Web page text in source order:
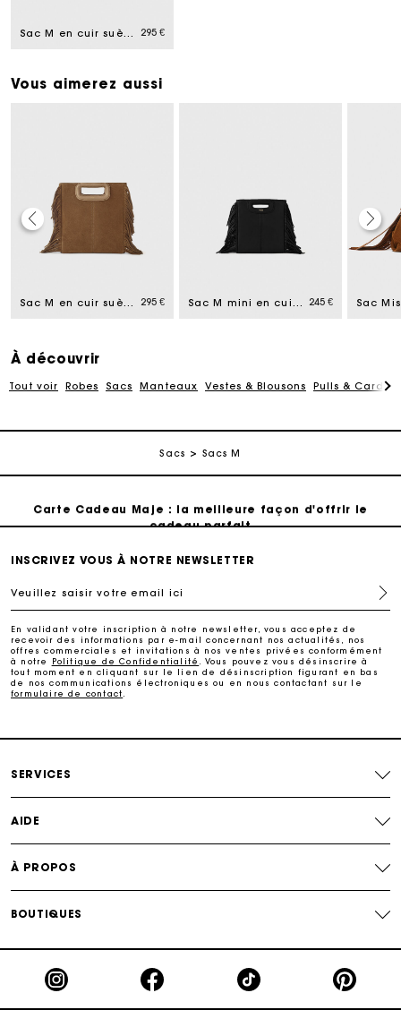
Sac M en cuir suède 295 €
Vous aimerez aussi
Sac M en cuir suède 295 € Sac M mini en cuir lisse 245 €
À découvrir
Tout voir Robes Sacs Manteaux Vestes & Blousons Pulls &
Sacs Sacs M
Carte Cadeau Maje : la meilleure façon d'offrir le
Livraison à domicile offerte sous 2 à 3 jours ouvrés.
Suivi de commande
cadeau parfait
Livraison à domicile offerte sous 2 à 3 jours ouvrés.
Paiement en 4x fois sans frais
Echanges & Retours offerts
INSCRIVEZ VOUS À NOTRE NEWSLETTER
Veuillez saisir votre email ici
En validant votre inscription à notre newsletter, vous acceptez de
recevoir des informations par e-mail concernant nos actualités, nos
offres commerciales et invitations à nos ventes privées conformément
à notre
Politique de Confidentialité
. Vous pouvez vous désinscrire à
tout moment en cliquant sur le lien de désinscription figurant en bas
de nos communications électroniques ou en nous contactant sur le
formulaire de contact
SERVICES
AIDE
À PROPOS
BOUTIQUES